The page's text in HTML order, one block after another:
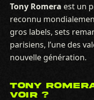
Tony Romera est un
reconnu
gros labels, sets
parisiens, l’une des
nouvelle génération.
TONY
VOIR ?